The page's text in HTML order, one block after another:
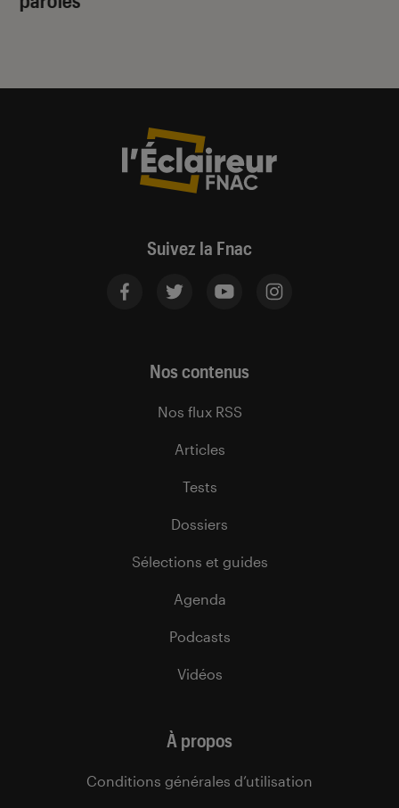
Suivez la Fnac
Nos contenus
Nos flux RSS
Articles
Tests
Dossiers
Sélections et guides
Agenda
Podcasts
Vidéos
À propos
Conditions générales d’utilisation